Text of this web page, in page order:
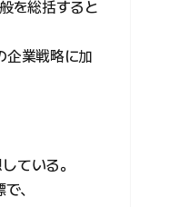
を総括すると
企業戦略に加
ている。
、